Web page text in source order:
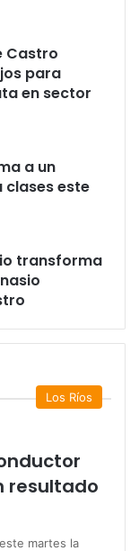
Castro
para
en sector
a un
clases este
transforma
Los Ríos
resultado
martes la